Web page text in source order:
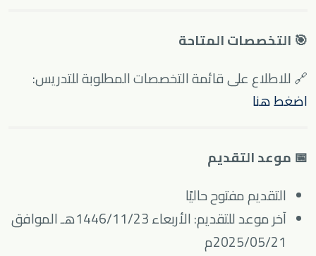
🎯 التخصصات المتاحة
🔗 للاطلاع على قائمة التخصصات المطلوبة للتدريس:
اضغط هنا
📅 موعد التقديم
التقديم مفتوح حاليًا
آخر موعد للتقديم: الأربعاء 1446/11/23هـ الموافق
2025/05/21م